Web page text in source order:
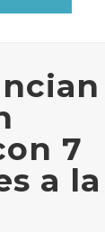
7
a la